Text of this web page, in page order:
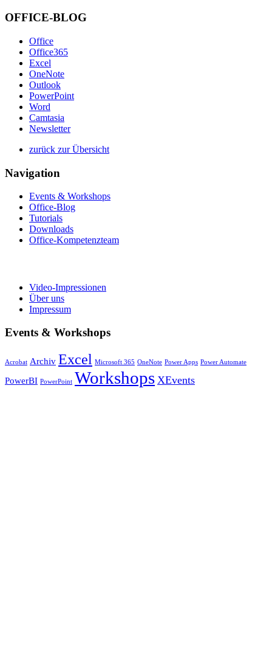
OFFICE-BLOG
Office
Office365
Excel
OneNote
Outlook
PowerPoint
Word
Camtasia
Newsletter
zurück zur Übersicht
Navigation
Events & Workshops
Office-Blog
Tutorials
Downloads
Office-Kompetenzteam
Video-Impressionen
Über uns
Impressum
Events & Workshops
Acrobat Archiv Excel Microsoft 365 OneNote Power Apps Power Automate
PowerBI PowerPoint Workshops XEvents